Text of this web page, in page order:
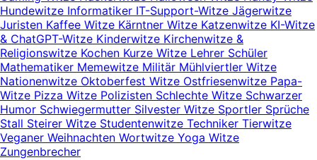
Hundewitze Informatiker IT-Support-Witze Jägerwitze
Juristen Kaffee Witze Kärntner Witze Katzenwitze KI-Witze
& ChatGPT-Witze Kinderwitze Kirchenwitze &
Religionswitze Kochen Kurze Witze Lehrer Schüler
Mathematiker Memewitze Militär Mühlviertler Witze
Nationenwitze Oktoberfest Witze Ostfriesenwitze Papa-
Witze Pizza Witze Polizisten Schlechte Witze Schwarzer
Humor Schwiegermutter Silvester Witze Sportler Sprüche
Stall Steirer Witze Studentenwitze Techniker Tierwitze
Veganer Weihnachten Wortwitze Yoga Witze
Zungenbrecher